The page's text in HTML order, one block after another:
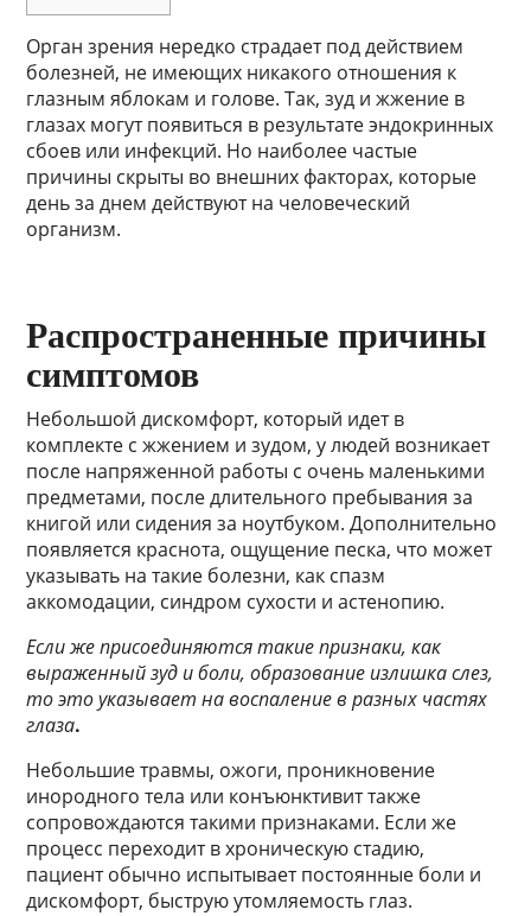
Орган зрения нередко страдает под действием
болезней, не имеющих никакого отношения к
глазным яблокам и голове. Так, зуд и жжение в
глазах могут появиться в результате эндокринных
сбоев или инфекций. Но наиболее частые
причины скрыты во внешних факторах, которые
день за днем действуют на человеческий
организм.
Распространенные причины
симптомов
Небольшой дискомфорт, который идет в
комплекте с жжением и зудом, у людей возникает
после напряженной работы с очень маленькими
предметами, после длительного пребывания за
книгой или сидения за ноутбуком. Дополнительно
появляется краснота, ощущение песка, что может
указывать на такие болезни, как спазм
аккомодации, синдром сухости и астенопию.
Если же присоединяются такие признаки, как
выраженный зуд и боли, образование излишка слез,
то это указывает на воспаление в разных частях
глаза.
Небольшие травмы, ожоги, проникновение
инородного тела или конъюнктивит также
сопровождаются такими признаками. Если же
процесс переходит в хроническую стадию,
пациент обычно испытывает постоянные боли и
дискомфорт, быструю утомляемость глаз.